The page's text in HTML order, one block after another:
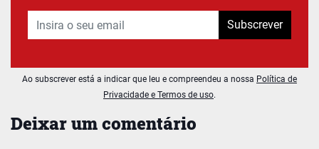
Deixar um comentário
Subscrever
Ao subscrever está a indicar que leu e compreendeu a nossa Política de
Privacidade e Termos de uso.